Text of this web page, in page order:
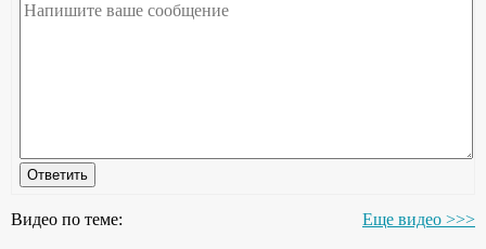
Видео по теме: Еще видео >>>